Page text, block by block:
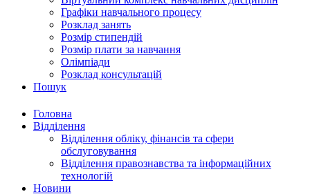
Графіки навчального процесу
Розклад занять
Розмір стипендій
Розмір плати за навчання
Олімпіади
Розклад консультацій
Пошук
Головна
Відділення
Відділення обліку, фінансів та сфери
обслуговування
Відділення правознавства та інформаційних
технологій
Новини